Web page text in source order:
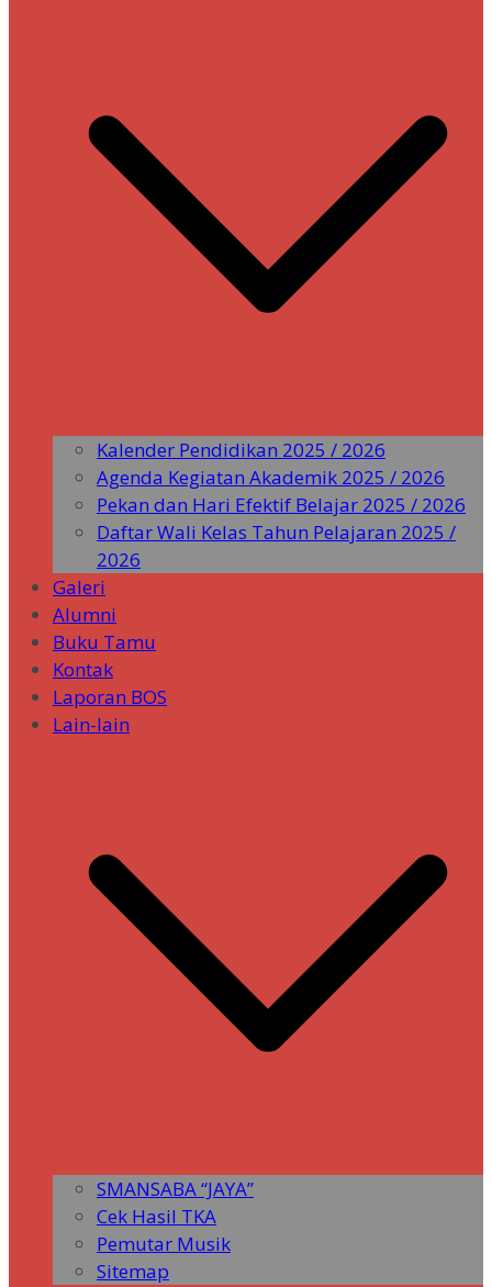
Kalender Pendidikan 2025 / 2026
Agenda Kegiatan Akademik 2025 / 2026
Pekan dan Hari Efektif Belajar 2025 / 2026
Daftar Wali Kelas Tahun Pelajaran 2025 /
2026
Galeri
Alumni
Buku Tamu
Kontak
Laporan BOS
Lain-lain
SMANSABA “JAYA”
Cek Hasil TKA
Pemutar Musik
Sitemap